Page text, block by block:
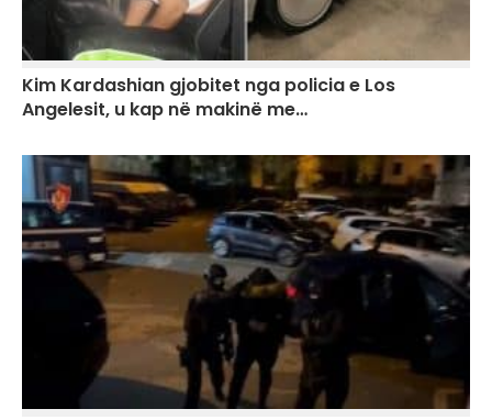
Kim Kardashian gjobitet nga policia e Los
Angelesit, u kap në makinë me…